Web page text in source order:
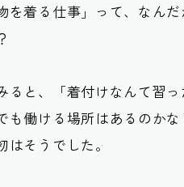
着る仕事」って、なん
と、「着付けなんて習っ
働ける場所はあるのか
そうでした。